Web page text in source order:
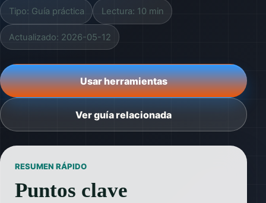
Tipo: Guía práctica Lectura: 10 min
Actualizado: 2026-05-12
Usar herramientas
Ver guía relacionada
RESUMEN RÁPIDO
Puntos clave